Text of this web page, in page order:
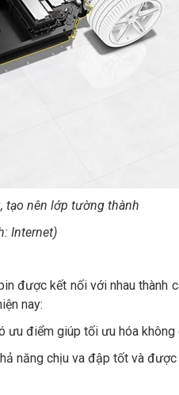
tạo nên lớp tường thành
Internet)
được kết nối với nhau thành
nay:
ưu điểm giúp tối ưu hóa không
năng chịu va đập tốt và